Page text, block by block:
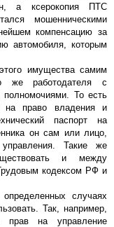
а ксерокопия ПТС
мошенническими
компенсацию за
автомобиля, которым
имущества самим
же работодателя с
полномочиями. То есть
на право владения и
паспорт на
он сам или лицо,
Такие же
и между
кодексом РФ и
случаях
Так, например,
прав на управление